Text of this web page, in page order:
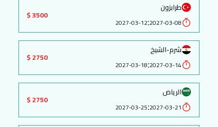
طرابزون
2027-03-08
:
2027-03-12
3500 $
شرم-الشيخ
2027-03-14
:
2027-03-18
2750 $
الرياض
2027-03-21
:
2027-03-25
2750 $